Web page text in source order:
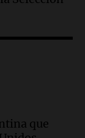
CSH: el
con
que